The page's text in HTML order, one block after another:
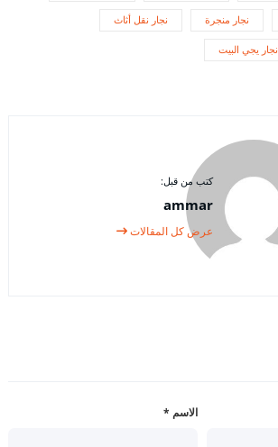
نجار منجرة نجار نقل أثاث
نجار يجي البيت
كتب من قبل:
ammar
عرض كل المقالات
الاسم *